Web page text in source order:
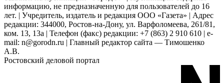
информацию, не предназначенную для пользователей до 16
лет. | Учредитель, издатель и редакция ООО «Газета» | Адрес
редакции: 344000, Ростов-на-Дону, ул. Варфоломеева, 261/81,
ком. 13, 13а | Телефон (факс) редакции: +7 (863) 2 910 610 | e-
mail: n@gorodn.ru | Главный редактор сайта — Тимошенко
А.В.
Ростовский деловой портал